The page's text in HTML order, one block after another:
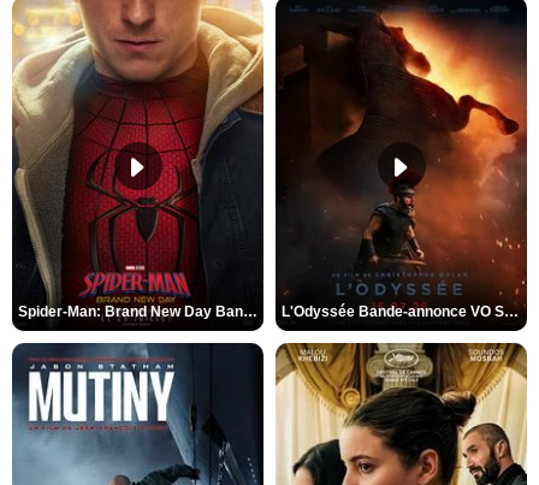
Spider-Man: Brand New Day Bande-annonce VO STFR L'Odyssée Bande-annonce VO STFR